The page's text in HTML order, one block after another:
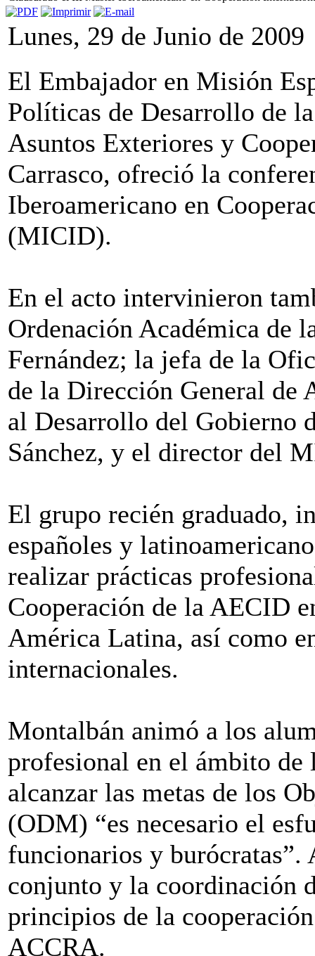
Lunes, 29 de Junio de 2009
El Embajador en Misión
Políticas de Desarrollo de
Asuntos Exteriores y
Carrasco, ofreció la
Iberoamericano en
(MICID).
En el acto intervinieron
Ordenación Académica de
Fernández; la jefa de la
de la Dirección General de
al Desarrollo del Gobierno
Sánchez, y el director del
El grupo recién graduado,
españoles y
realizar prácticas
Cooperación de la AECID
América Latina, así como
internacionales.
Montalbán animó a los
profesional en el ámbito de
alcanzar las metas de los
(ODM) “es necesario el
funcionarios y
conjunto y la coordinación
principios de la
ACCRA.